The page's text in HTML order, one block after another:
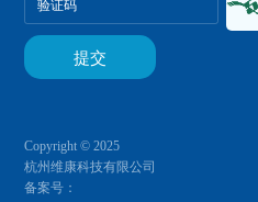
Copyright © 2025
杭州维康科技有限公司
备案号：